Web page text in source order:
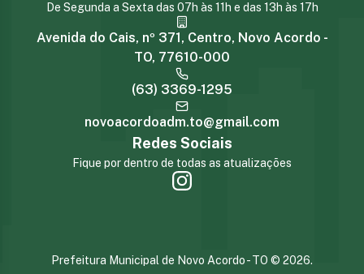
De Segunda a Sexta das 07h às 11h e das 13h às 17h
Avenida do Cais, nº 371, Centro, Novo Acordo -
TO, 77610-000
(63) 3369-1295
novoacordoadm.to@gmail.com
Redes Sociais
Fique por dentro de todas as atualizações
Prefeitura Municipal de Novo Acordo - TO © 2026.